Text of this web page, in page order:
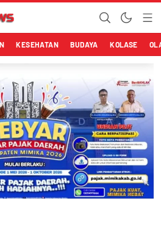
BeningKESEHATAN BUDAYA KOLASE